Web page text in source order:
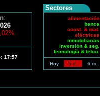
17:57
Sectores
alimentación
banca
const. & mat.
eléctricas
inmobiliarias
inversión & seg.
tecnología & telco.
Hoy 5 d. 6 m.